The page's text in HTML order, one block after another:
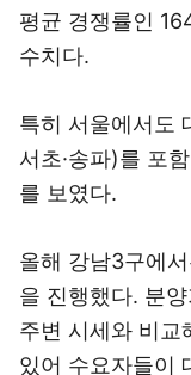
평균 경쟁률인
수치다.
특히 서울에서도
서초·송파)를 포
를 보였다.
올해 강남3구에
을 진행했다. 분
주변 시세와 비교
있어 수요자들이